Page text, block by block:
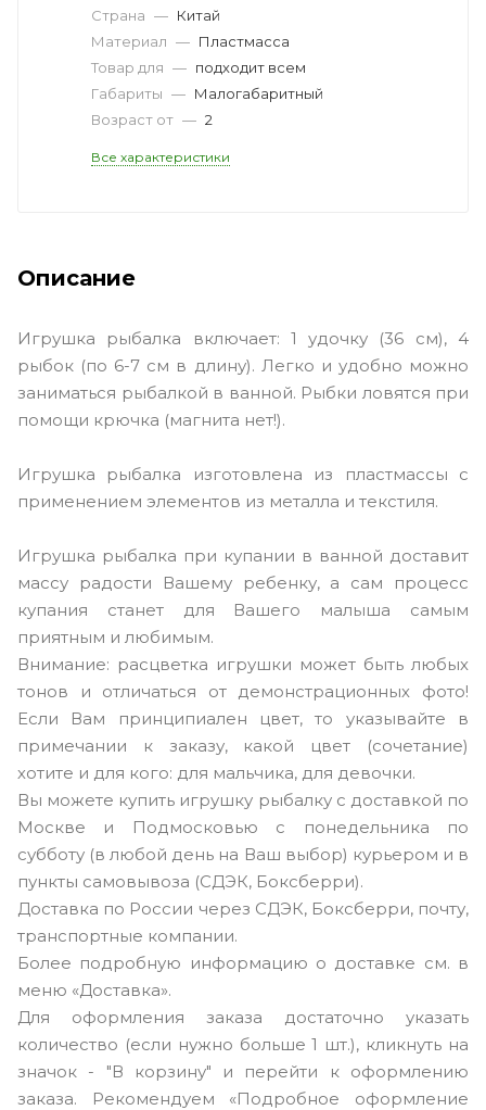
Страна — Китай
Материал — Пластмасса
Товар для — подходит всем
Габариты — Малогабаритный
Возраст от — 2
Все характеристики
Описание
Игрушка рыбалка включает: 1 удочку (36 см), 4
рыбок (по 6-7 см в длину). Легко и удобно можно
заниматься рыбалкой в ванной. Рыбки ловятся при
помощи крючка (магнита нет!).
Игрушка рыбалка изготовлена из пластмассы с
применением элементов из металла и текстиля.
Игрушка рыбалка при купании в ванной доставит
массу радости Вашему ребенку, а сам процесс
купания станет для Вашего малыша самым
приятным и любимым.
Внимание: расцветка игрушки может быть любых
тонов и отличаться от демонстрационных фото!
Если Вам принципиален цвет, то указывайте в
примечании к заказу, какой цвет (сочетание)
хотите и для кого: для мальчика, для девочки.
Вы можете купить игрушку рыбалку с доставкой по
Москве и Подмосковью с понедельника по
субботу (в любой день на Ваш выбор) курьером и в
пункты самовывоза (СДЭК, Боксберри).
Доставка по России через СДЭК, Боксберри, почту,
транспортные компании.
Более подробную информацию о доставке см. в
меню «Доставка».
Для оформления заказа достаточно указать
количество (если нужно больше 1 шт.), кликнуть на
значок - "В корзину" и перейти к оформлению
заказа. Рекомендуем «Подробное оформление